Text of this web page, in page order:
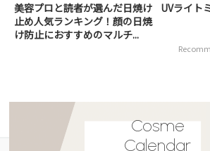
美容プロと読者が選んだ日焼け
止め人気ランキング！顔の日焼
け防止におすすめのマルチ...
UVライト
Cosme
Calendar